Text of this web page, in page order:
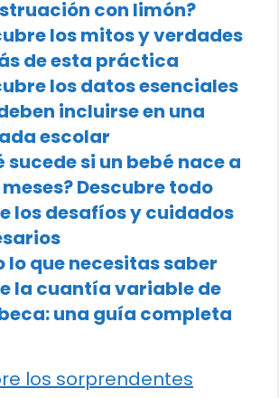
con limón?
los mitos y verdades
de esta práctica
los datos esenciales
incluirse en una
escolar
sucede si un bebé nace a
meses? Descubre todo
los desafíos y cuidados
lo que necesitas saber
la cuantía variable de
una guía completa
los sorprendentes